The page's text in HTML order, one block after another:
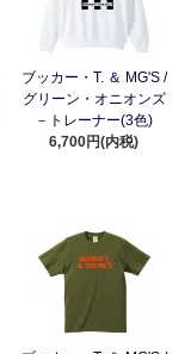
ブッカー・T. ＆ MG'S /
グリーン・オニオンズ
－トレーナー(3色)
6,700円(内税)